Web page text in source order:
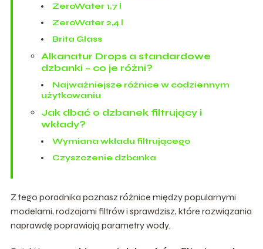
ZeroWater 1,7 l
ZeroWater 2,4 l
Brita Glass
Alkanatur Drops a standardowe
dzbanki – co je różni?
Najważniejsze różnice w codziennym
użytkowaniu
Jak dbać o dzbanek filtrujący i
wkłady?
Wymiana wkładu filtrującego
Czyszczenie dzbanka
Z tego poradnika poznasz różnice między popularnymi
modelami, rodzajami filtrów i sprawdzisz, które rozwiązania
naprawdę poprawiają parametry wody.